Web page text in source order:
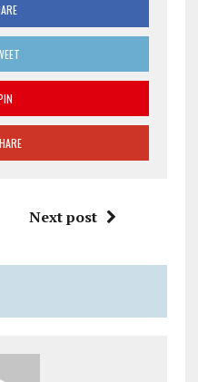
Next post